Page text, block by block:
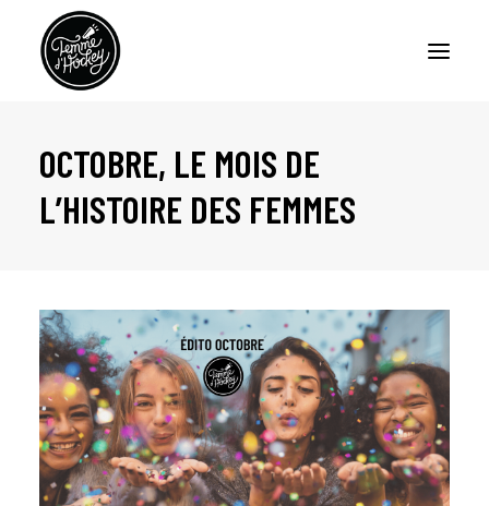
ACCUEIL
BALADOS – FEMME D’HOCKEY
CHRONIQUES
À PROPOS
NOUS JOINDRE
OCTOBRE, LE MOIS DE
L’HISTOIRE DES FEMMES